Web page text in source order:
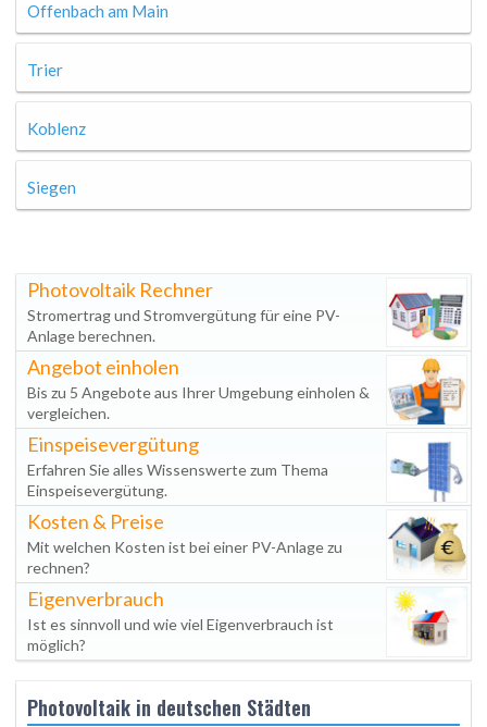
Offenbach am Main
Trier
Koblenz
Siegen
Photovoltaik Rechner
Stromertrag und Stromvergütung für eine PV-
Anlage berechnen.
Angebot einholen
Bis zu 5 Angebote aus Ihrer Umgebung einholen &
vergleichen.
Einspeisevergütung
Erfahren Sie alles Wissenswerte zum Thema
Einspeisevergütung.
Kosten & Preise
Mit welchen Kosten ist bei einer PV-Anlage zu
rechnen?
Eigenverbrauch
Ist es sinnvoll und wie viel Eigenverbrauch ist
möglich?
Photovoltaik in deutschen Städten